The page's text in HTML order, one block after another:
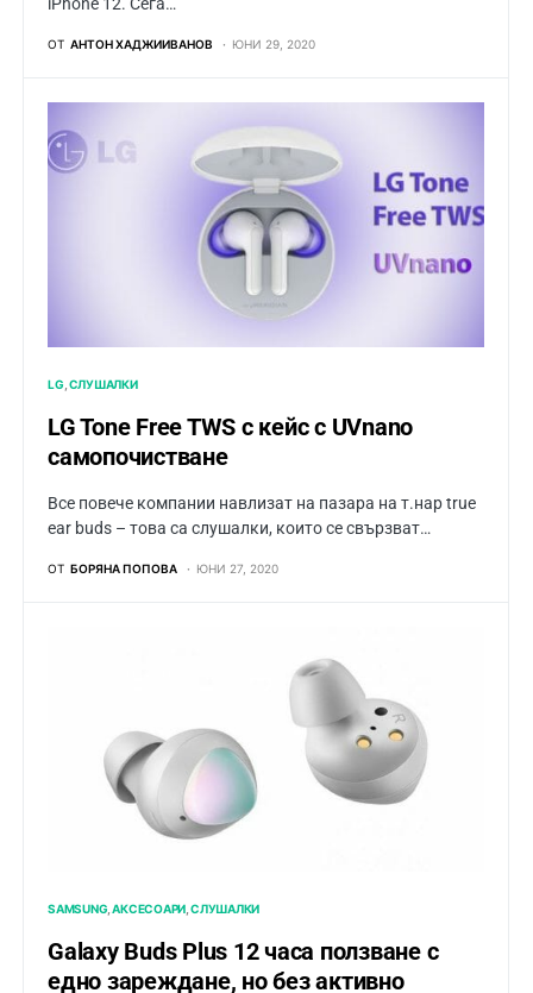
ОТ АНТОН ХАДЖИИВАНОВ ЮНИ 29, 2020
LG СЛУШАЛКИ
LG Tone Free TWS с кейс с UVnano
самопочистване
Все повече компании навлизат на пазара на т.нар true
ear buds – това са слушалки, които се свързват…
ОТ БОРЯНА ПОПОВА ЮНИ 27, 2020
SAMSUNG АКСЕСОАРИ СЛУШАЛКИ
Galaxy Buds Plus 12 часа ползване с
едно зареждане, но без активно